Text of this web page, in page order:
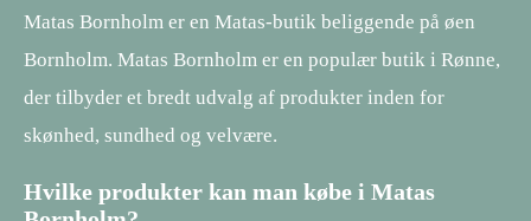
Matas Bornholm er en Matas-butik beliggende på øen
Bornholm. Matas Bornholm er en populær butik i Rønne,
der tilbyder et bredt udvalg af produkter inden for
skønhed, sundhed og velvære.
Hvilke produkter kan man købe i Matas